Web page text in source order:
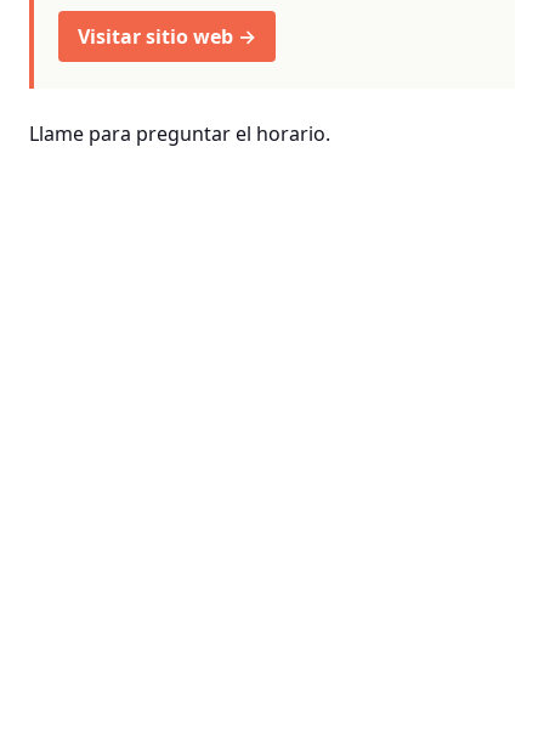
Visitar sitio web →
Llame para preguntar el horario.